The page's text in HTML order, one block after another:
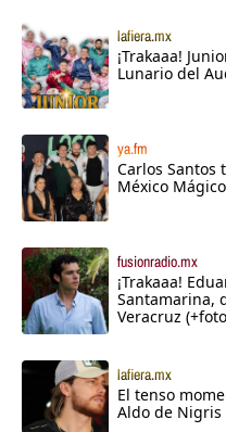
lafiera.mx
¡Trakaaa!
Lunario del
ya.fm
Carlos Santos
México
fusionradio.mx
¡Trakaaa!
Santamarina,
Veracruz
lafiera.mx
El tenso
Aldo de Nigris